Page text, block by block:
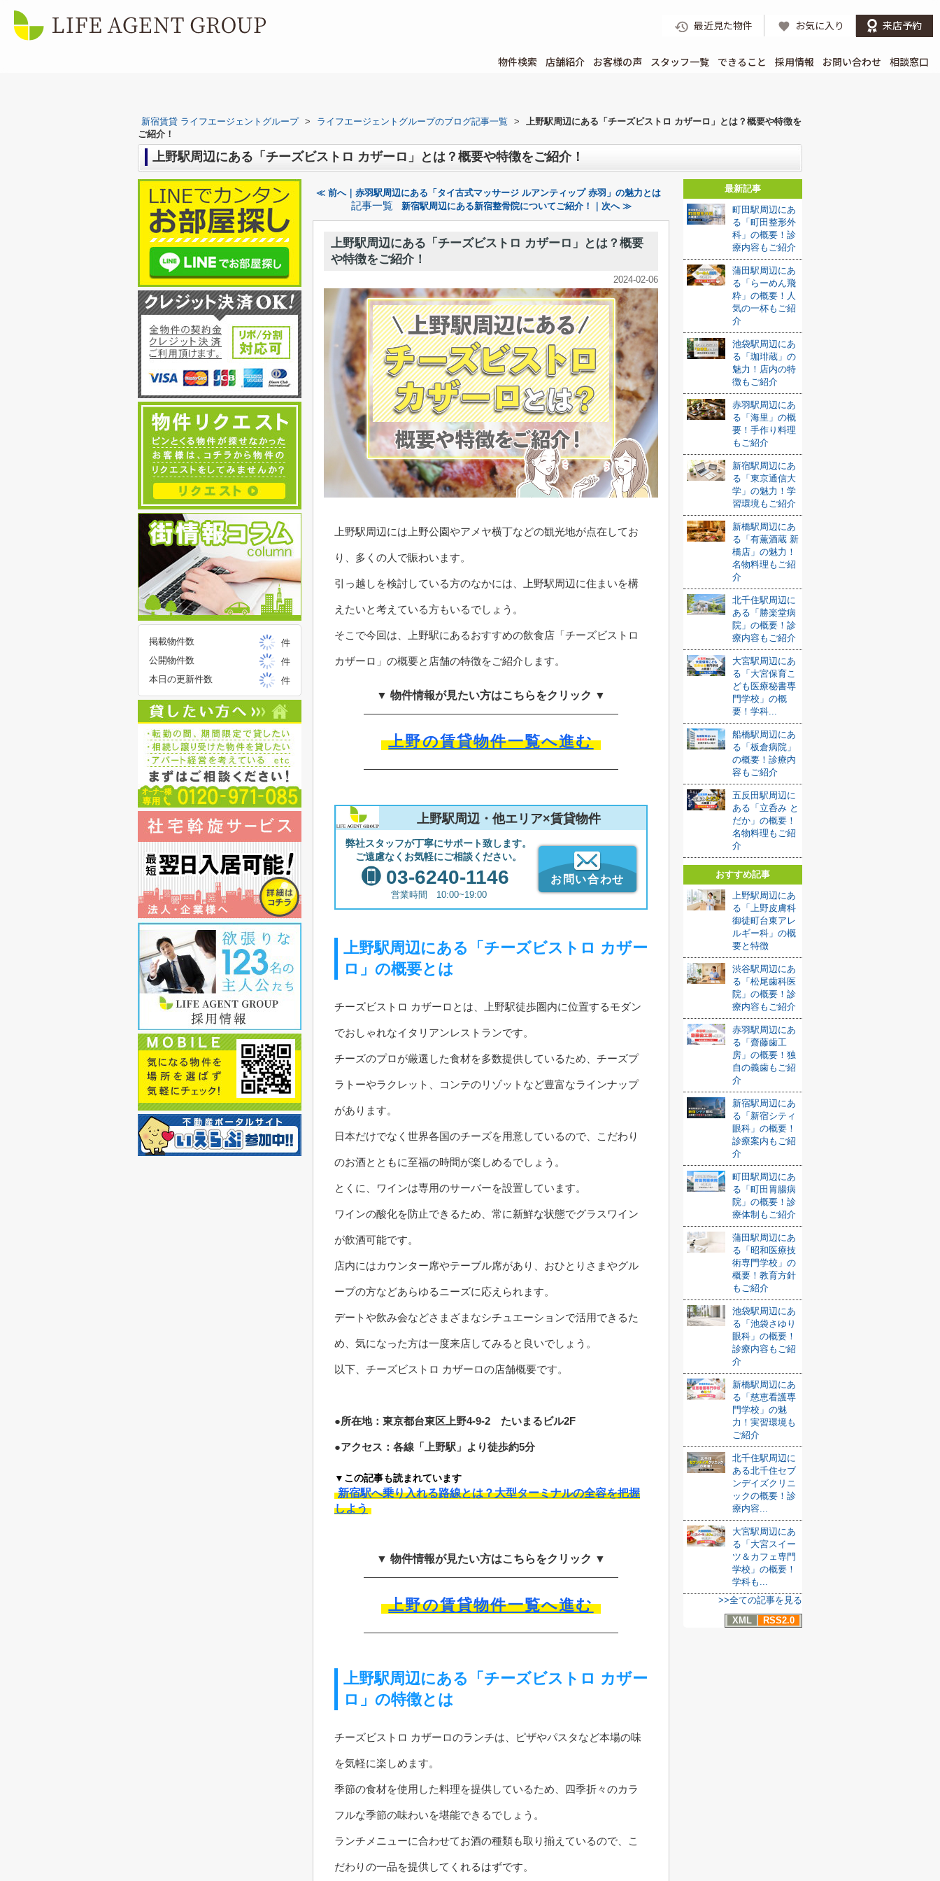
最近見た物件 お気に入り 来店予約
物件検索 店舗紹介 お客様の声 スタッフ一覧 できること 採用情報 お問い合わせ 相談窓口
新宿賃貸 ライフエージェントグループ > ライフエージェントグループのブログ記事一覧 >
上野駅周辺にある「チーズビストロ カザーロ」とは？概要や特徴を
ご紹介！
上野駅周辺にある「チーズビストロ カザーロ」とは？概要や特徴をご紹介！
≪ 前へ｜赤羽駅周辺にある「タイ古式マッサージ ルアンティップ 赤羽」の魅力とは
記事一覧 新宿駅周辺にある新宿整骨院についてご紹介！｜次へ ≫
上野駅周辺にある「チーズビストロ カザーロ」とは？概要
や特徴をご紹介！
2024-02-06
上野駅周辺には上野公園やアメヤ横丁などの観光地が点在してお
り、多くの人で賑わいます。
引っ越しを検討している方のなかには、上野駅周辺に住まいを構
えたいと考えている方もいるでしょう。
そこで今回は、上野駅にあるおすすめの飲食店「チーズビストロ
カザーロ」の概要と店舗の特徴をご紹介します。
▼ 物件情報が見たい方はこちらをクリック ▼
上野の賃貸物件一覧へ進む
上野駅周辺・他エリア×賃貸物件
弊社スタッフが丁寧にサポート致します。
ご遠慮なくお気軽にご相談ください。
03-6240-1146
営業時間 10:00~19:00
お問い合わせ
上野駅周辺にある「チーズビストロ カザー
ロ」の概要とは
チーズビストロ カザーロとは、上野駅徒歩圏内に位置するモダン
でおしゃれなイタリアンレストランです。
チーズのプロが厳選した食材を多数提供しているため、チーズプ
ラトーやラクレット、コンテのリゾットなど豊富なラインナップ
があります。
日本だけでなく世界各国のチーズを用意しているので、こだわり
のお酒とともに至福の時間が楽しめるでしょう。
とくに、ワインは専用のサーバーを設置しています。
ワインの酸化を防止できるため、常に新鮮な状態でグラスワイン
が飲酒可能です。
店内にはカウンター席やテーブル席があり、おひとりさまやグル
ープの方などあらゆるニーズに応えられます。
デートや飲み会などさまざまなシチュエーションで活用できるた
め、気になった方は一度来店してみると良いでしょう。
以下、チーズビストロ カザーロの店舗概要です。
●所在地：東京都台東区上野4-9-2 たいまるビル2F
●アクセス：各線「上野駅」より徒歩約5分
▼この記事も読まれています
新宿駅へ乗り入れる路線とは？大型ターミナルの全容を把握
しよう
▼ 物件情報が見たい方はこちらをクリック ▼
上野の賃貸物件一覧へ進む
上野駅周辺にある「チーズビストロ カザー
ロ」の特徴とは
チーズビストロ カザーロのランチは、ピザやパスタなど本場の味
を気軽に楽しめます。
季節の食材を使用した料理を提供しているため、四季折々のカラ
フルな季節の味わいを堪能できるでしょう。
ランチメニューに合わせてお酒の種類も取り揃えているので、こ
だわりの一品を提供してくれるはずです。
最新記事
町田駅周辺にあ
る「町田整形外
科」の概要！診
療内容もご紹介
蒲田駅周辺にあ
る「らーめん飛
粋」の概要！人
気の一杯もご紹
介
池袋駅周辺にあ
る「珈琲蔵」の
魅力！店内の特
徴もご紹介
赤羽駅周辺にあ
る「海里」の概
要！手作り料理
もご紹介
新宿駅周辺にあ
る「東京通信大
学」の魅力！学
習環境もご紹介
新橋駅周辺にあ
る「有薫酒蔵 新
橋店」の魅力！
名物料理もご紹
介
北千住駅周辺に
ある「勝楽堂病
院」の概要！診
療内容もご紹介
大宮駅周辺にあ
る「大宮保育こ
ども医療秘書専
門学校」の概
要！学科...
船橋駅周辺にあ
る「板倉病院」
の概要！診療内
容もご紹介
五反田駅周辺に
ある「立呑み と
だか」の概要！
名物料理もご紹
介
おすすめ記事
上野駅周辺にあ
る「上野皮膚科
御徒町台東アレ
ルギー科」の概
要と特徴
渋谷駅周辺にあ
る「松尾歯科医
院」の概要！診
療内容もご紹介
赤羽駅周辺にあ
る「齋藤歯工
房」の概要！独
自の義歯もご紹
介
新宿駅周辺にあ
る「新宿シティ
眼科」の概要！
診療案内もご紹
介
町田駅周辺にあ
る「町田胃腸病
院」の概要！診
療体制もご紹介
蒲田駅周辺にあ
る「昭和医療技
術専門学校」の
概要！教育方針
もご紹介
池袋駅周辺にあ
る「池袋さゆり
眼科」の概要！
診療内容もご紹
介
新橋駅周辺にあ
る「慈恵看護専
門学校」の魅
力！実習環境も
ご紹介
北千住駅周辺に
ある北千住セブ
ンデイズクリニ
ックの概要！診
療内容...
大宮駅周辺にあ
る「大宮スイー
ツ＆カフェ専門
学校」の概要！
学科も...
>>全ての記事を見る
XML
RSS2.0
掲載物件数
件
公開物件数
件
本日の更新件数
件